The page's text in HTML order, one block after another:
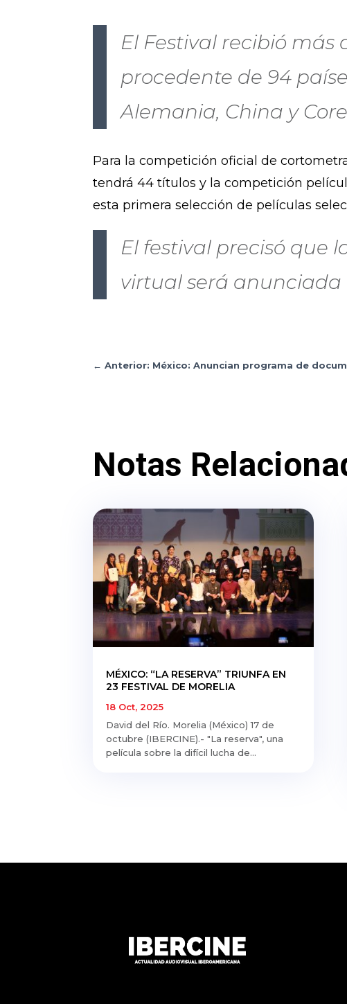
El Festival recibió más
procedente de 94
Alemania, China y
Para la competición oficial de
tendrá 44 títulos y la competición
esta primera selección de películas
El festival precisó que
virtual será anunciada
←Anterior: México: Anuncian programa de
Notas
MÉXICO: “LA RESERVA” TRIUNFA EN
23 FESTIVAL DE MORELIA
18 Oct, 2025
David del Río. Morelia (México) 17 de
octubre (IBERCINE).- "La reserva", una
película sobre la difícil lucha de...